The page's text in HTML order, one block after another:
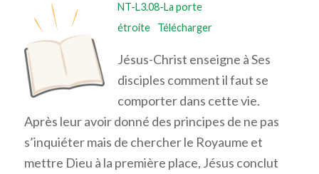
NT-L3.08-La porte
étroite
Télécharger
Jésus-Christ enseigne à Ses
disciples comment il faut se
comporter dans cette vie.
Après leur avoir donné des principes de ne pas
s’inquiéter mais de chercher le Royaume et
mettre Dieu à la première place, Jésus conclut